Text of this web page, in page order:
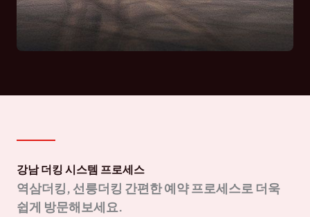
강남 더킹 시스템 프로세스
역삼더킹, 선릉더킹 간편한 예약 프로세스로 더욱
쉽게 방문해보세요.